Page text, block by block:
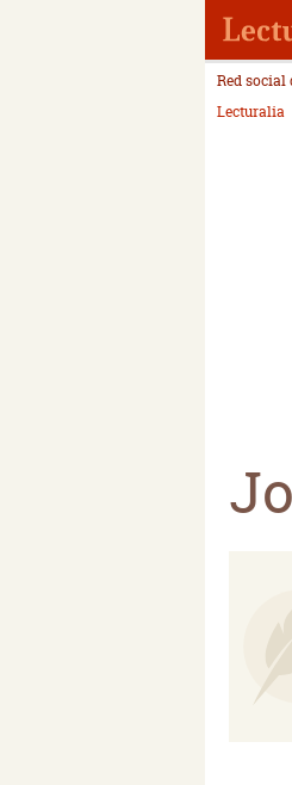
Red
Lecturalia